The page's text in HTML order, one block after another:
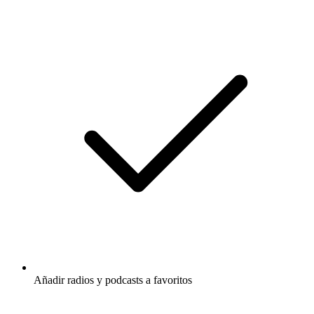
Añadir radios y podcasts a favoritos